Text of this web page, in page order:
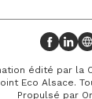
ProfilProfil
édité par la
Eco Alsace.
Propulsé par